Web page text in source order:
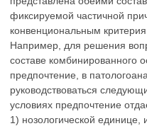
фиксируемой частичной
конвенциональным
Например, для решения
составе комбинированного
предпочтение, в
руководствоваться
условиях предпочтение
1) нозологической